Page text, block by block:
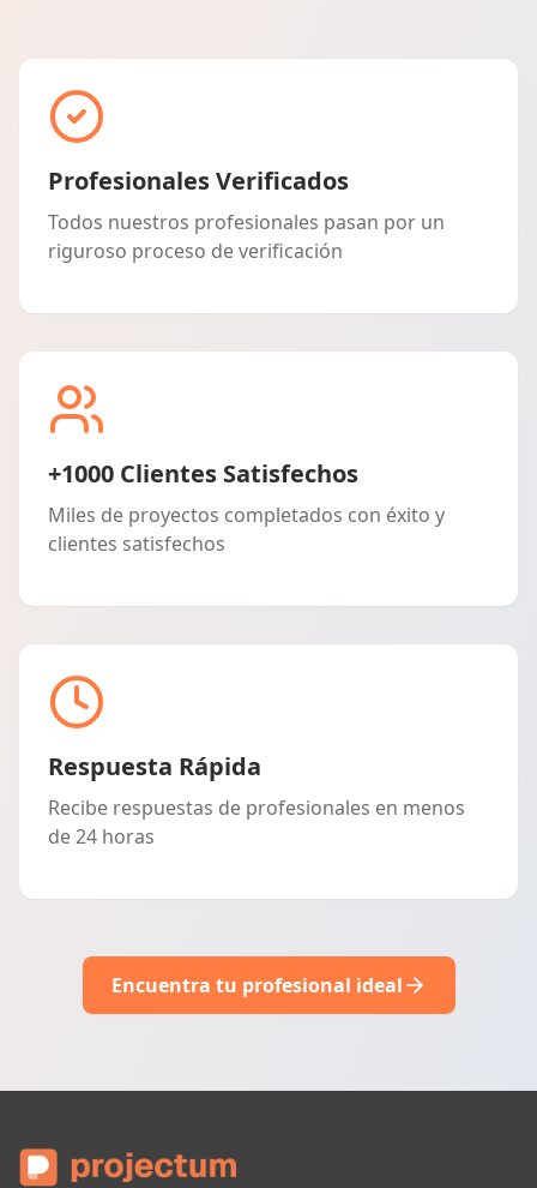
Profesionales Verificados
Todos nuestros profesionales pasan por un
riguroso proceso de verificación
+1000 Clientes Satisfechos
Miles de proyectos completados con éxito y
clientes satisfechos
Respuesta Rápida
Recibe respuestas de profesionales en menos
de 24 horas
Encuentra tu profesional ideal